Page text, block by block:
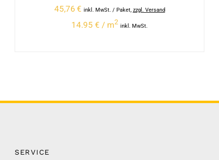
45,76 € inkl. MwSt. / Paket, zzgl. Versand
14.95 € / m2
inkl. MwSt.
SERVICE